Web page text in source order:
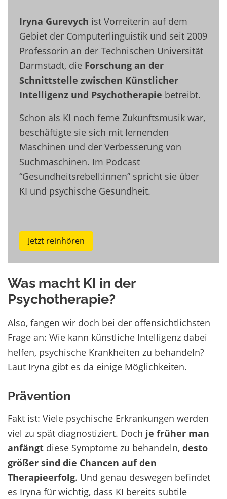
Iryna Gurevych ist Vorreiterin auf dem
Gebiet der Computerlinguistik und seit 2009
Professorin an der Technischen Universität
Darmstadt, die Forschung an der
Schnittstelle zwischen Künstlicher
Intelligenz und Psychotherapie betreibt.
Schon als KI noch ferne Zukunftsmusik war,
beschäftigte sie sich mit lernenden
Maschinen und der Verbesserung von
Suchmaschinen. Im Podcast
“Gesundheitsrebell:innen” spricht sie über
KI und psychische Gesundheit.
Jetzt reinhören
Was macht KI in der
Psychotherapie?
Also, fangen wir doch bei der offensichtlichsten
Frage an: Wie kann künstliche Intelligenz dabei
helfen, psychische Krankheiten zu behandeln?
Laut Iryna gibt es da einige Möglichkeiten.
Prävention
Fakt ist: Viele psychische Erkrankungen werden
viel zu spät diagnostiziert. Doch je früher man
anfängt diese Symptome zu behandeln, desto
größer sind die Chancen auf den
Therapieerfolg. Und genau deswegen befindet
es Iryna für wichtig, dass KI bereits subtile